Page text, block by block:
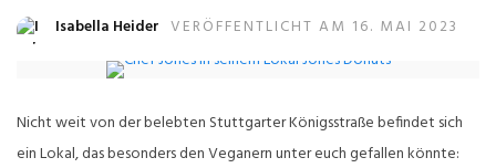
Isabella Heider VERÖFFENTLICHT AM 16. MAI 2023
Nicht weit von der belebten Stuttgarter Königsstraße befindet sich
ein Lokal, das besonders den Veganern unter euch gefallen könnte: